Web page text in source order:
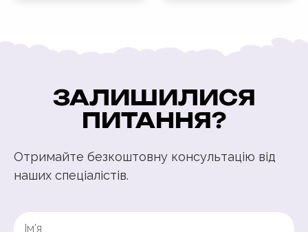
ЗАЛИШИЛИСЯ
ПИТАННЯ?
Отримайте безкоштовну консультацію від
наших спеціалістів.